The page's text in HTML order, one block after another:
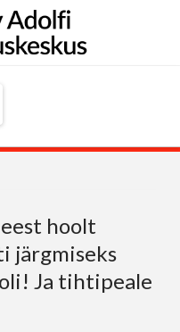
hoolt
järgmiseks
Ja tihtipeale